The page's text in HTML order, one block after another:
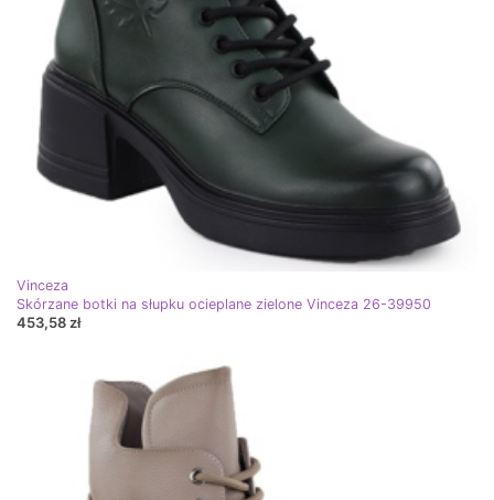
Vinceza
Skórzane botki na słupku ocieplane zielone Vinceza 26-39950
453,58 zł